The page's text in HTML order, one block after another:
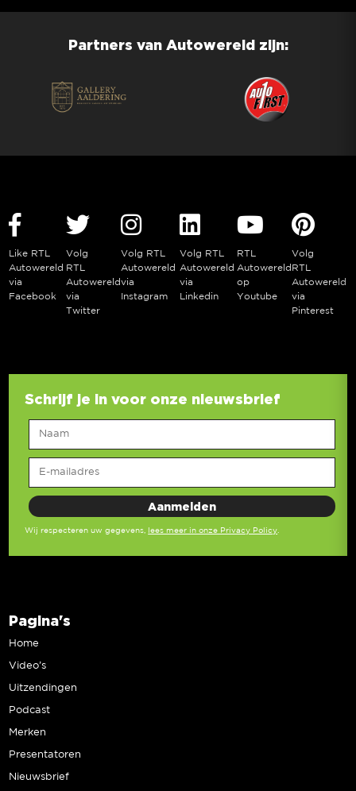
Partners van Autowereld zijn:
Like RTL
Autowereld
via
Facebook
Volg
RTL
Autowereld
via
Twitter
Volg RTL
Autowereld
via
Instagram
Volg RTL
Autowereld
via
Linkedin
RTL
Autowereld
op
Youtube
Volg
RTL
Autowereld
via
Pinterest
Schrijf je in voor onze nieuwsbrief
Wij respecteren uw gegevens, lees meer in onze Privacy Policy
Pagina's
Home
Video’s
Uitzendingen
Podcast
Merken
Presentatoren
Nieuwsbrief